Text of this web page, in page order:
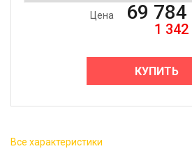
Цена 69 784
1 342
КУПИТЬ
Все характеристики